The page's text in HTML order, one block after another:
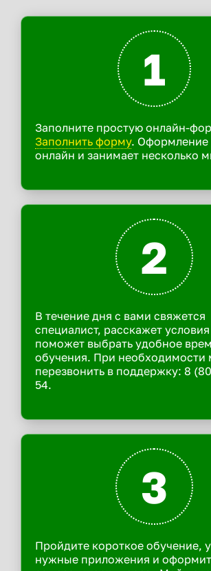
1
Заполните простую онлайн-
Заполнить форму. Оформление
онлайн и занимает несколько
2
В течение дня с вами свяжется
специалист, расскажет
поможет выбрать удобное
обучения. При
перезвонить в поддержку: 8
54.
3
Пройдите короткое обучение,
нужные приложения и